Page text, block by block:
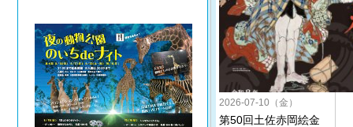
2026-07-10（金）
第50回土佐赤岡絵金